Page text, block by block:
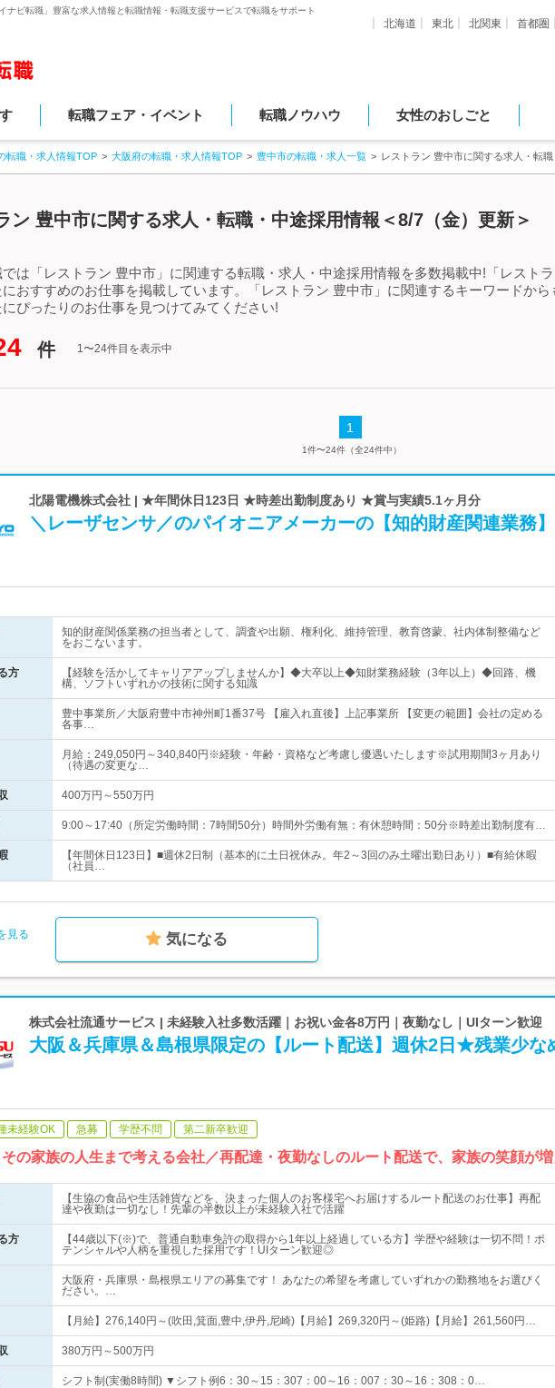
ナビ転職」豊富な求人情報と転職情報・転職支援サービスで転職をサポート
北海道 東北 北関東 首都圏
転職フェア・イベント 転職ノウハウ 女性のおしごと
転職・求人情報TOP 大阪府の転職・求人情報TOP 豊中市の転職・求人一覧 レストラン 豊中市に関する求人・転
ン 豊中市に関する求人・転職・中途採用情報＜8/7（金）更新＞
は「レストラン 豊中市」に関連する転職・求人・中途採用情報を多数掲載中!「レスト
おすすめのお仕事を掲載しています。「レストラン 豊中市」に関連するキーワードか
ぴったりのお仕事を見つけてみてください!
件 1〜24件目を表示中
1
1件〜24件（全24件中）
北陽電機株式会社 | ★年間休日123日 ★時差出勤制度あり ★賞与実績5.1ヶ月分
＼レーザセンサ／のパイオニアメーカーの【知的財産関連業務】
知的財産関係業務の担当者として、調査や出願、権利化、維持管理、教育啓蒙、社内体制整備など
をおこないます。
方
【経験を活かしてキャリアアップしませんか】◆大卒以上◆知財業務経験（3年以上）◆回路、機
構、ソフトいずれかの技術に関する知識
豊中事業所／大阪府豊中市神州町1番37号 【雇入れ直後】上記事業所 【変更の範囲】会社の定める
各事…
月給：249,050円～340,840円※経験・年齢・資格など考慮し優遇いたします※試用期間3ヶ月あり
（待遇の変更な…
400万円～550万円
9:00～17:40（所定労働時間：7時間50分）時間外労働有無：有休憩時間：50分※時差出勤制度有…
【年間休日123日】■週休2日制（基本的に土日祝休み。年2～3回のみ土曜出勤日あり）■有給休暇
（社員…
見る 気になる
株式会社流通サービス | 未経験入社多数活躍｜お祝い金各8万円｜夜勤なし｜UIターン歓迎
大阪＆兵庫県＆島根県限定の【ルート配送】週休2日★残業少な
未経験OK 急募 学歴不問 第二新卒歓迎
の家族の人生まで考える会社／再配達・夜勤なしのルート配送で、家族の笑顔が
【生協の食品や生活雑貨などを、決まった個人のお客様宅へお届けするルート配送のお仕事】再配
達や夜勤は一切なし！先輩の半数以上が未経験入社で活躍
方
【44歳以下(※)で、普通自動車免許の取得から1年以上経過している方】学歴や経験は一切不問！ポ
テンシャルや人柄を重視した採用です！UIターン歓迎◎
大阪府・兵庫県・島根県エリアの募集です！ あなたの希望を考慮していずれかの勤務地をお選びく
ださい。…
【月給】276,140円～(吹田,箕面,豊中,伊丹,尼崎)【月給】269,320円～(姫路)【月給】261,560円…
380万円～500万円
シフト制(実働8時間) ▼シフト例6：30～15：307：00～16：007：30～16：308：0…